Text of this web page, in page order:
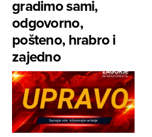
gradimo sami,
odgovorno,
pošteno, hrabro i
zajedno